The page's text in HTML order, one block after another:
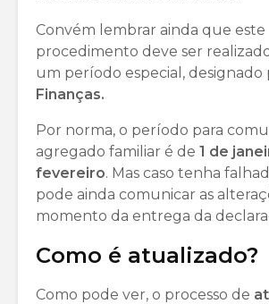
Convém lembrar ainda que este
procedimento deve ser
um período especial, designado
Finanças.
Por norma, o período para
agregado familiar é de 1 de
fevereiro. Mas caso tenha
pode ainda comunicar as
momento da entrega da
Como é atualizado?
Como pode ver, o processo de